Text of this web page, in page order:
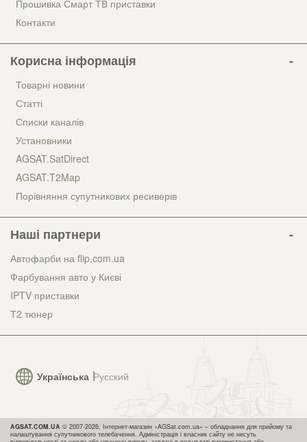
Українська Русский
Прошивка Смарт ТВ приставки
Контакти
Корисна інформація
Товарні новини
Статті
Списки каналів
Установники
AGSAT.SatDirect
AGSAT.T2Map
Порівняння супутникових ресиверів
Наші партнери
Автофарби на flip.com.ua
Фарбування авто у Києві
IPTV приставки
Т2 тюнер
AGSAT.COM.UA © 2007-2026, Інтернет-магазин «AGSat.com.ua» – обладнання для прийому та
налаштування супутникового телебачення. Адміністрація і власник сайту не несуть